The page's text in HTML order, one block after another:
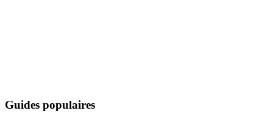
Guides populaires